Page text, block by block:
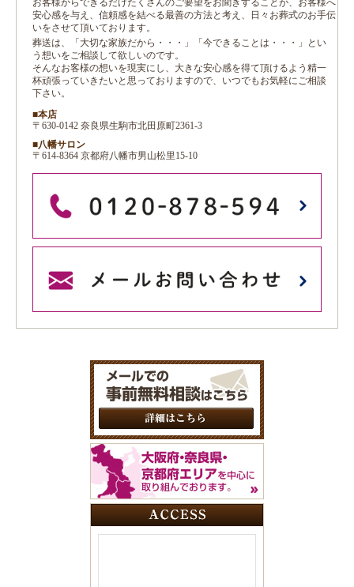
お客様からできるだけたくさんのご要望をお聞きすることが、お客様へ
安心感を与え、信頼感を結べる最善の方法と考え、日々お葬式のお手伝
いをさせて頂いております。
葬送は、「大切な家族だから・・・」「今できることは・・・」とい
う想いをご相談して欲しいのです。
そんなお客様の想いを現実にし、大きな安心感を得て頂けるよう精一
杯頑張っていきたいと思っておりますので、いつでもお気軽にご相談
下さい。
■本店
〒630-0142 奈良県生駒市北田原町2361-3
■八幡サロン
〒614-8364 京都府八幡市男山松里15-10